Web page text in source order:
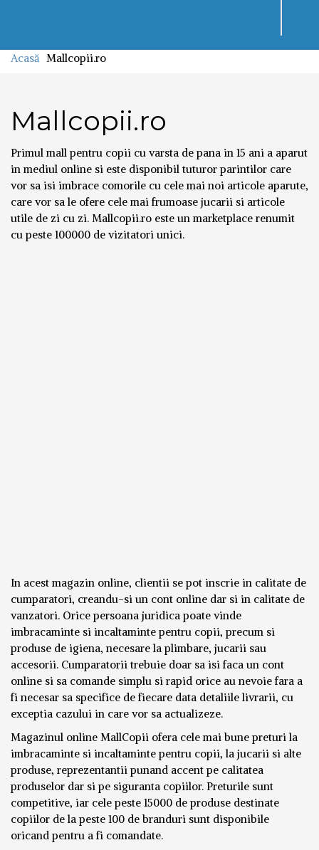
Acasă Mallcopii.ro
Mallcopii.ro
Primul mall pentru copii cu varsta de pana in 15 ani a aparut
in mediul online si este disponibil tuturor parintilor care
vor sa isi imbrace comorile cu cele mai noi articole aparute,
care vor sa le ofere cele mai frumoase jucarii si articole
utile de zi cu zi. Mallcopii.ro este un marketplace renumit
cu peste 100000 de vizitatori unici.
In acest magazin online, clientii se pot inscrie in calitate de
cumparatori, creandu-si un cont online dar si in calitate de
vanzatori. Orice persoana juridica poate vinde
imbracaminte si incaltaminte pentru copii, precum si
produse de igiena, necesare la plimbare, jucarii sau
accesorii. Cumparatorii trebuie doar sa isi faca un cont
online si sa comande simplu si rapid orice au nevoie fara a
fi necesar sa specifice de fiecare data detaliile livrarii, cu
exceptia cazului in care vor sa actualizeze.
Magazinul online MallCopii ofera cele mai bune preturi la
imbracaminte si incaltaminte pentru copii, la jucarii si alte
produse, reprezentantii punand accent pe calitatea
produselor dar si pe siguranta copiilor. Preturile sunt
competitive, iar cele peste 15000 de produse destinate
copiilor de la peste 100 de branduri sunt disponibile
oricand pentru a fi comandate.